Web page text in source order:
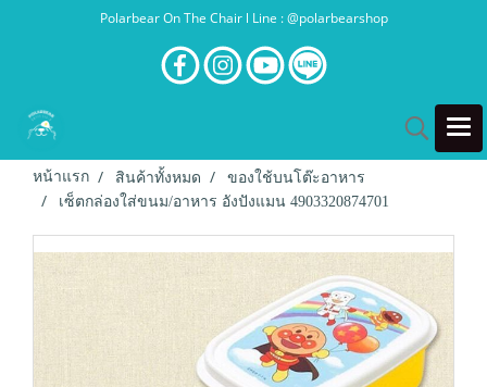
Polarbear On The Chair l Line : @polarbearshop
หน้าแรก สินค้าทั้งหมด
ของใช้บนโต๊ะอาหาร
เซ็ตกล่องใส่ขนม/อาหาร อังปังแมน 4903320874701